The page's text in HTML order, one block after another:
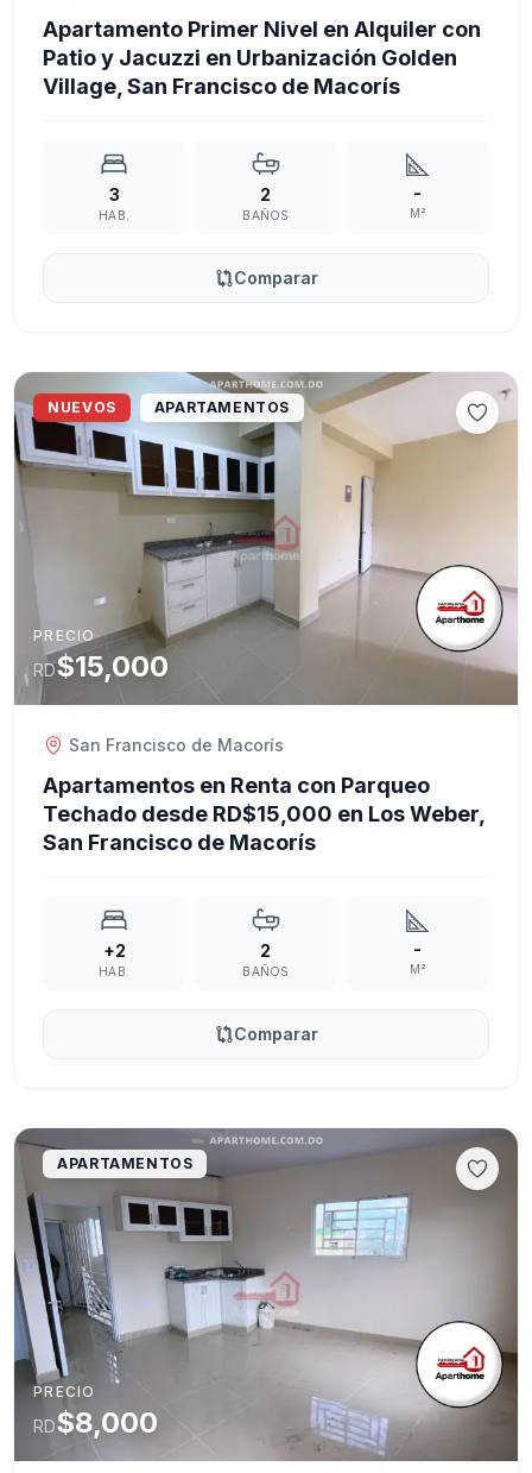
Apartamento Primer Nivel en Alquiler con
Patio y Jacuzzi en Urbanización Golden
Village, San Francisco de Macorís
3
HAB.
2
BAÑOS
-
M²
Comparar
NUEVOS APARTAMENTOS
PRECIO
RD$15,000
San Francisco de Macorís
Apartamentos en Renta con Parqueo
Techado desde RD$15,000 en Los Weber,
San Francisco de Macorís
+2
HAB.
2
BAÑOS
-
M²
Comparar
APARTAMENTOS
PRECIO
RD$8,000